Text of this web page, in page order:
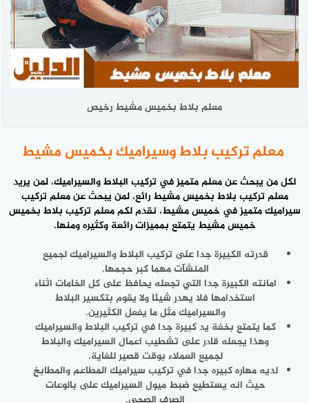
معلم بلاط بخميس مشيط رخيص
معلم تركيب بلاط وسيراميك بخميس مشيط
لكل من يبحث عن معلم متميز في تركيب البلاط والسيراميك، لمن يريد
معلم تركيب بلاط بخميس مشيط رائع، لمن يبحث عن معلم تركيب
سيراميك متميز في خميس مشيط، نقدم لكم معلم تركيب بلاط بخميس
خميس مشيط يتمتع بمميزات رائعة وكثيره ومنها.
قدرته الكبيرة جدا على تركيب البلاط والسيراميك لجميع
المنشآت مهما كبر حجمها.
امانته الكبيرة جدا التي تجعله يحافظ على كل الخامات اثناء
استخدامها فلا يهدر شيئا ولا يقوم بتكسير البلاط
والسيراميك مثل ما يفعل الكثيرين.
كما يتمتع بخفة يد كبيرة جدا في تركيب البلاط والسيراميك
وهذا يجعله قادر على تشطيب اعمال السيراميك والبلاط
لجميع العملاء بوقت قصير للغاية.
لديه مهاره كبيره جدا في تركيب سيراميك المطاعم والمطابخ
حيث انه يستطيع ضبط ميول السيراميك على بالوعات